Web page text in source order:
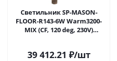
Светильник SP-MASON-
FLOOR-R143-6W Warm3200-
MIX (CF, 120 deg, 230V)
39 412.21 ₽/шт